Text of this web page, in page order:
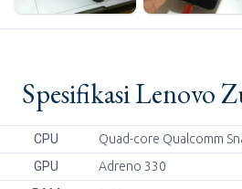
Spesifikasi Lenovo
CPU
Quad-core Qualcomm
GPU
Adreno 330